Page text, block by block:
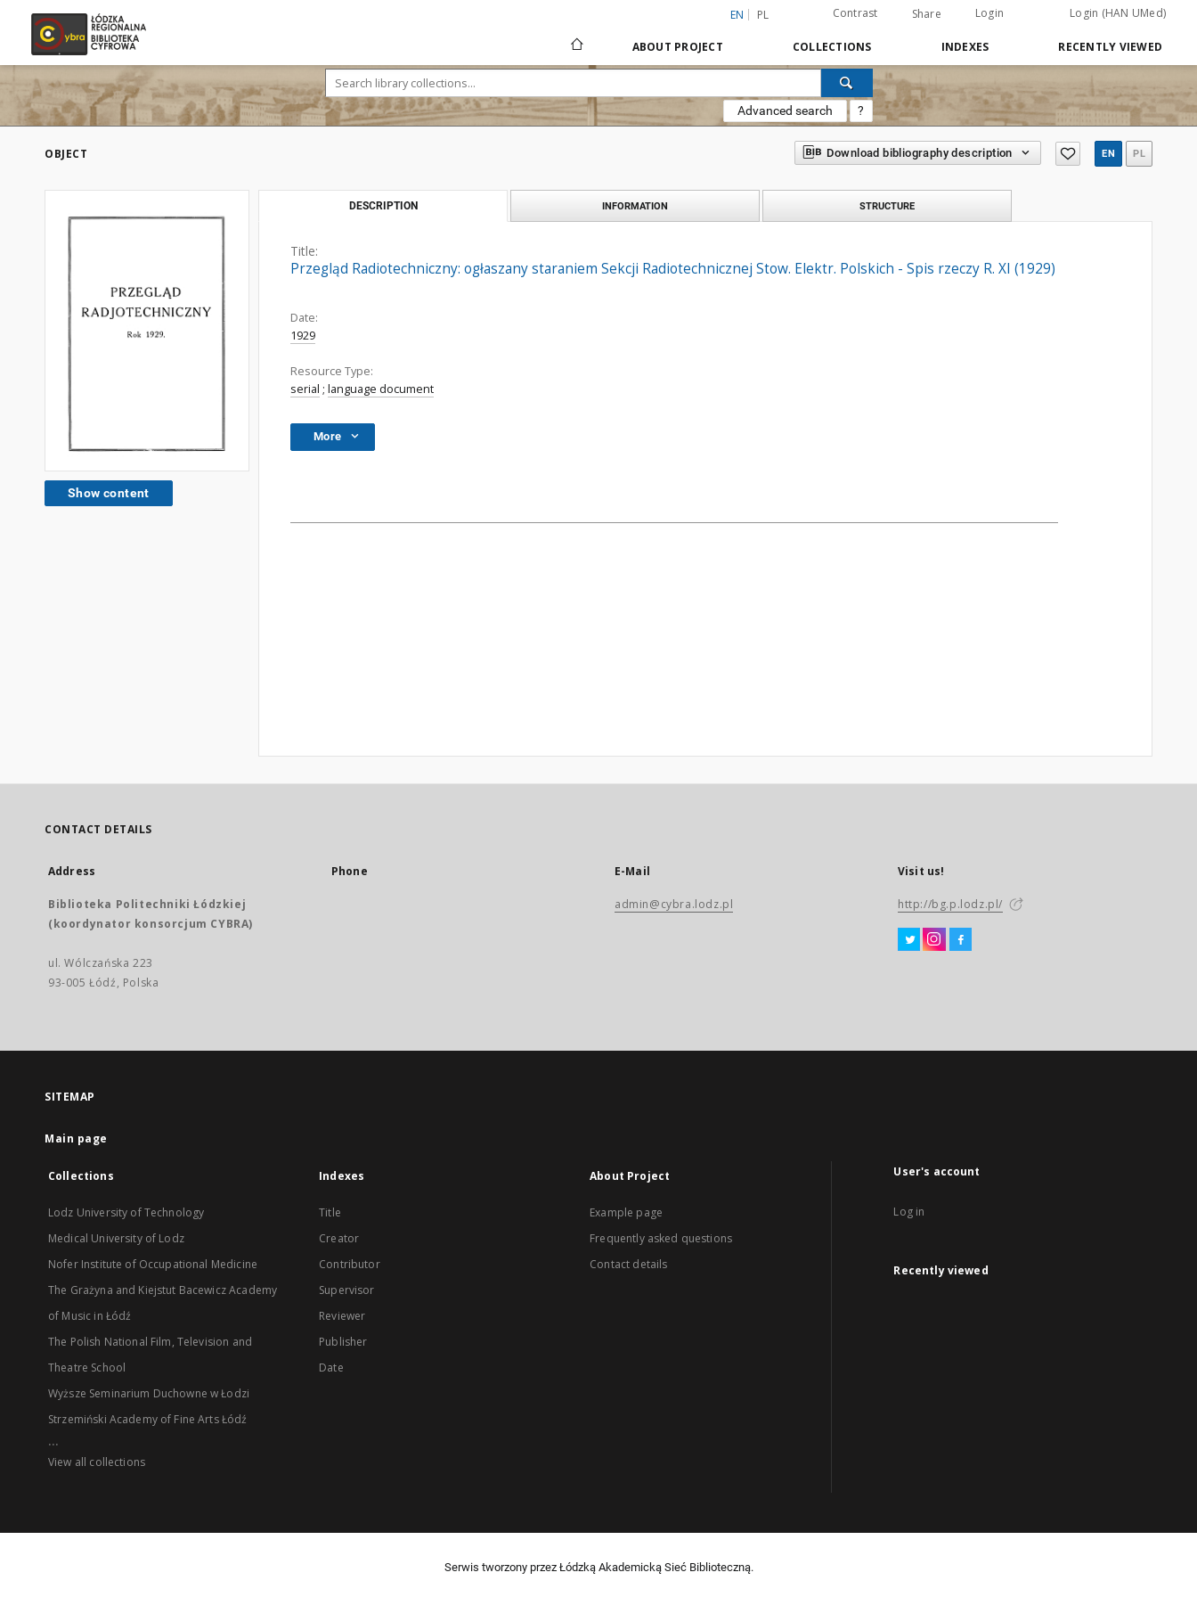
EN PL Contrast Share Login Login (HAN UMed)
ABOUT PROJECT COLLECTIONS INDEXES RECENTLY VIEWED
Advanced search ?
OBJECT Download bibliography description EN PL
Show content
DESCRIPTION INFORMATION STRUCTURE
Title:
Przegląd Radiotechniczny: ogłaszany staraniem Sekcji Radiotechnicznej Stow. Elektr. Polskich - Spis rzeczy R. XI (1929)
Date:
1929
Resource Type:
serial ; language document
More
CONTACT DETAILS
Address
Biblioteka Politechniki Łódzkiej
(koordynator konsorcjum CYBRA)
ul. Wólczańska 223
93-005 Łódź, Polska
Phone E-Mail
admin@cybra.lodz.pl
Visit us!
http://bg.p.lodz.pl/
SITEMAP
Main page
Collections
Lodz University of Technology
Medical University of Lodz
Nofer Institute of Occupational Medicine
The Grażyna and Kiejstut Bacewicz Academy
of Music in Łódź
The Polish National Film, Television and
Theatre School
Wyższe Seminarium Duchowne w Łodzi
Strzemiński Academy of Fine Arts Łódź
...
View all collections
Indexes
Title
Creator
Contributor
Supervisor
Reviewer
Publisher
Date
About Project
Example page
Frequently asked questions
Contact details
User's account
Log in
Recently viewed
Serwis tworzony przez Łódzką Akademicką Sieć Biblioteczną.